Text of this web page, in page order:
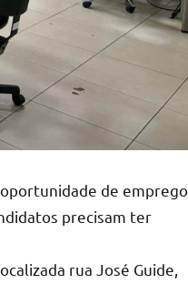
de emprego
precisam ter
rua José Guide,